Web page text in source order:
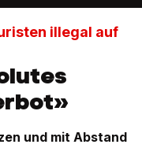
illegal auf
und mit Abstand